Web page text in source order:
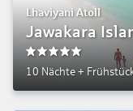
Lhaviyani Atoll
Jawakara
10 Nächte +